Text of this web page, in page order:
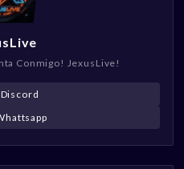
Conmigo! JexusLive!